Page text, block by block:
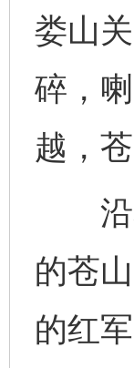
娄山
碎，
越，
沿着
的苍
的红